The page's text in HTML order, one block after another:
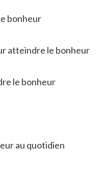
bonheur
atteindre le bonheur
le bonheur
au quotidien